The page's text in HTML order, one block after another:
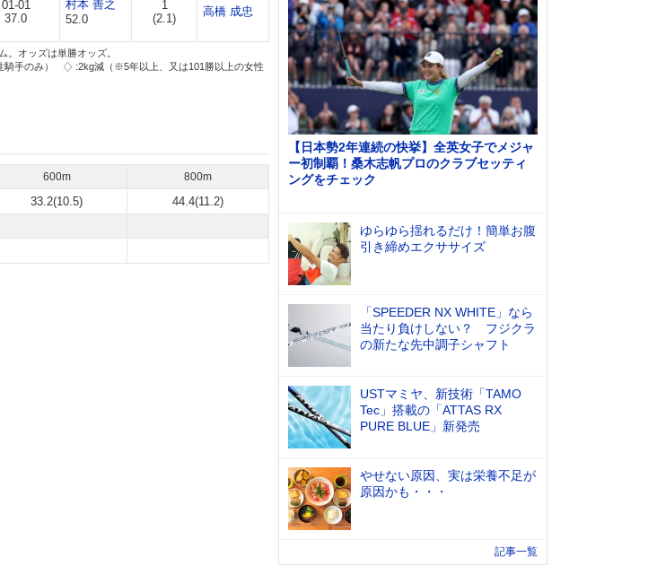
01-01
37.0
村本 善之
52.0
1
(2.1)
高橋 成忠
オッズは単勝オッズ。
騎手のみ）
:2kg減（※5年以上、又は101勝以上の女性
600m 800m
33.2(10.5) 44.4(11.2)
【日本勢2年連続の快挙】全英女子でメジャ
ー初制覇！桑木志帆プロのクラブセッティ
ングをチェック
ゆらゆら揺れるだけ！簡単お腹
引き締めエクササイズ
「SPEEDER NX WHITE」なら
当たり負けしない？ フジクラ
の新たな先中調子シャフト
USTマミヤ、新技術「TAMO
Tec」搭載の「ATTAS RX
PURE BLUE」新発売
やせない原因、実は栄養不足が
原因かも・・・
記事一覧